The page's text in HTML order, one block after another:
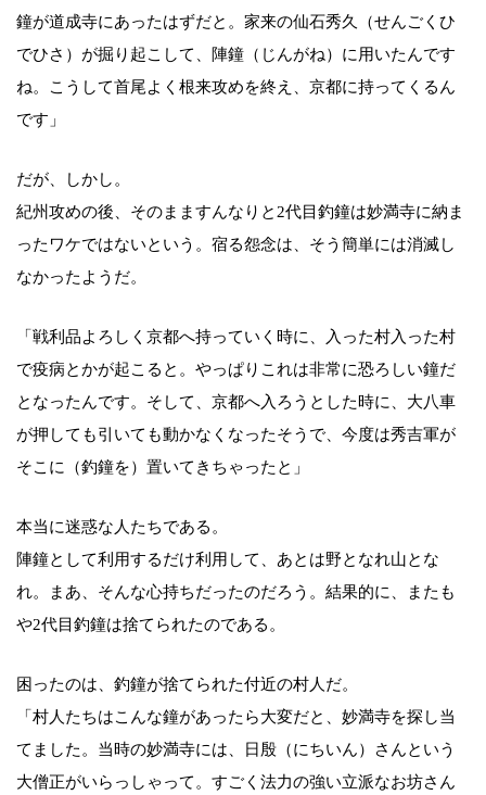
鐘が道成寺にあったはずだと。家来の仙石秀久（せんごくひ
でひさ）が掘り起こして、陣鐘（じんがね）に用いたんです
ね。こうして首尾よく根来攻めを終え、京都に持ってくるん
です」
だが、しかし。
紀州攻めの後、そのまますんなりと2代目釣鐘は妙満寺に納ま
ったワケではないという。宿る怨念は、そう簡単には消滅し
なかったようだ。
「戦利品よろしく京都へ持っていく時に、入った村入った村
で疫病とかが起こると。やっぱりこれは非常に恐ろしい鐘だ
となったんです。そして、京都へ入ろうとした時に、大八車
が押しても引いても動かなくなったそうで、今度は秀吉軍が
そこに（釣鐘を）置いてきちゃったと」
本当に迷惑な人たちである。
陣鐘として利用するだけ利用して、あとは野となれ山とな
れ。まあ、そんな心持ちだったのだろう。結果的に、またも
や2代目釣鐘は捨てられたのである。
困ったのは、釣鐘が捨てられた付近の村人だ。
「村人たちはこんな鐘があったら大変だと、妙満寺を探し当
てました。当時の妙満寺には、日殷（にちいん）さんという
大僧正がいらっしゃって。すごく法力の強い立派なお坊さん